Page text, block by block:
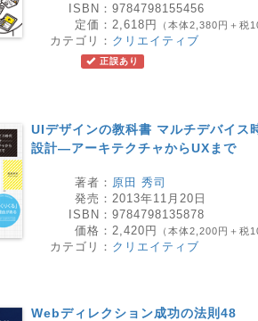
ISBN： 9784798155456
定価： 2,618円 （本体2,380円＋税
カテゴリ： クリエイティブ
正誤あり
UIデザインの教科書 マルチデバイス
設計―アーキテクチャからUXまで
著者： 原田 秀司
発売： 2013年11月20日
ISBN： 9784798135878
価格： 2,420円 （本体2,200円＋税
カテゴリ： クリエイティブ
Webディレクション成功の法則48